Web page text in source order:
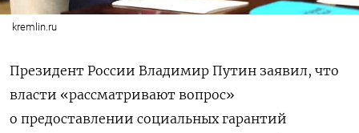
kremlin.ru
Президент России Владимир Путин заявил, что
власти «рассматривают вопрос»
о предоставлении социальных гарантий